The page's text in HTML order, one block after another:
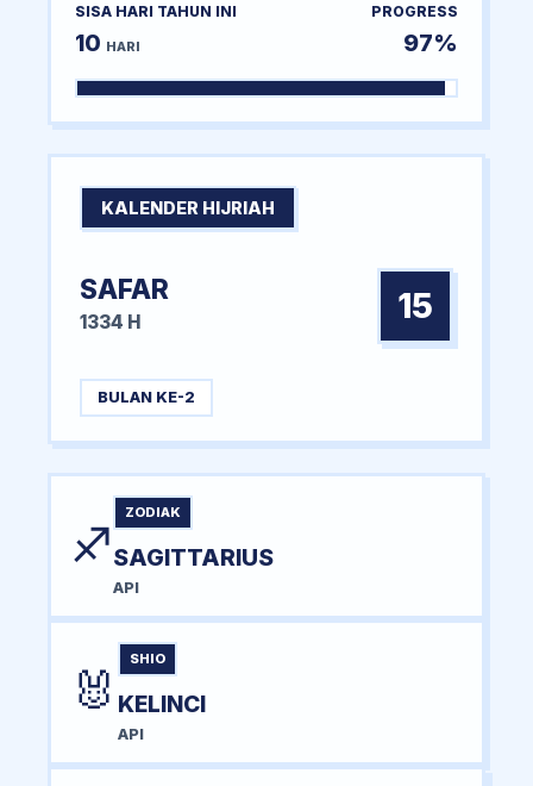
SISA HARI TAHUN INI
10 HARI
PROGRESS
97%
KALENDER HIJRIAH
SAFAR
1334 H 15
BULAN KE-2
♐
ZODIAK
SAGITTARIUS
API
🐰
SHIO
KELINCI
API